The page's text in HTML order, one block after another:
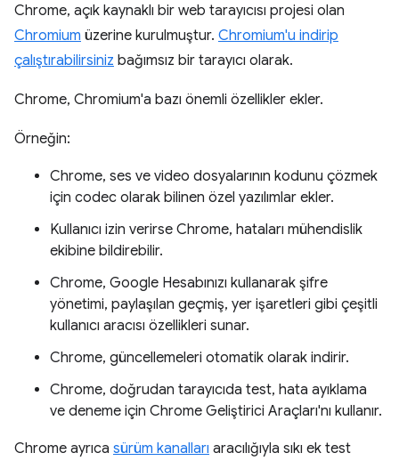
Chrome, açık kaynaklı bir web tarayıcısı projesi olan
Chromium üzerine kurulmuştur. Chromium'u indirip
çalıştırabilirsiniz bağımsız bir tarayıcı olarak.
Chrome, Chromium'a bazı önemli özellikler ekler.
Örneğin:
Chrome, ses ve video dosyalarının kodunu çözmek
için codec olarak bilinen özel yazılımlar ekler.
Kullanıcı izin verirse Chrome, hataları mühendislik
ekibine bildirebilir.
Chrome, Google Hesabınızı kullanarak şifre
yönetimi, paylaşılan geçmiş, yer işaretleri gibi çeşitli
kullanıcı aracısı özellikleri sunar.
Chrome, güncellemeleri otomatik olarak indirir.
Chrome, doğrudan tarayıcıda test, hata ayıklama
ve deneme için Chrome Geliştirici Araçları'nı kullanır.
Chrome ayrıca sürüm kanalları aracılığıyla sıkı ek test